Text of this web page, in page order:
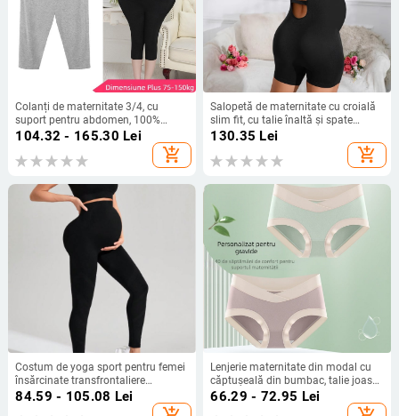
Colanți de maternitate 3/4, cu
suport pentru abdomen, 100%
modal, croială strânsă
104.32 - 165.30 Lei
add_shopping_cart
Salopetă de maternitate cu croială
slim fit, cu talie înaltă și spate
plisată, pentru femei, de vară,
europene și americane, pentru
comerț exterior
130.35 Lei
add_shopping_cart
Costum de yoga sport pentru femei
însărcinate transfrontaliere
europene și americane, sutien sport
tricotat fără sudură, pantaloni
84.59 - 105.08 Lei
Lenjerie maternitate din modal cu
căptușeală din bumbac, talie joasă,
susținere a burții, model color-block,
șorturi tricotate (Modal 90–95%,
66.29 - 72.95 Lei